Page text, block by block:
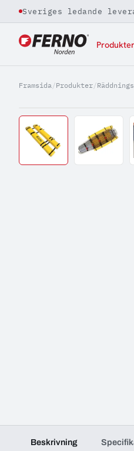
Jump to
Sveriges ledande
Produkter
Framsida/Produkter/
Beskrivning